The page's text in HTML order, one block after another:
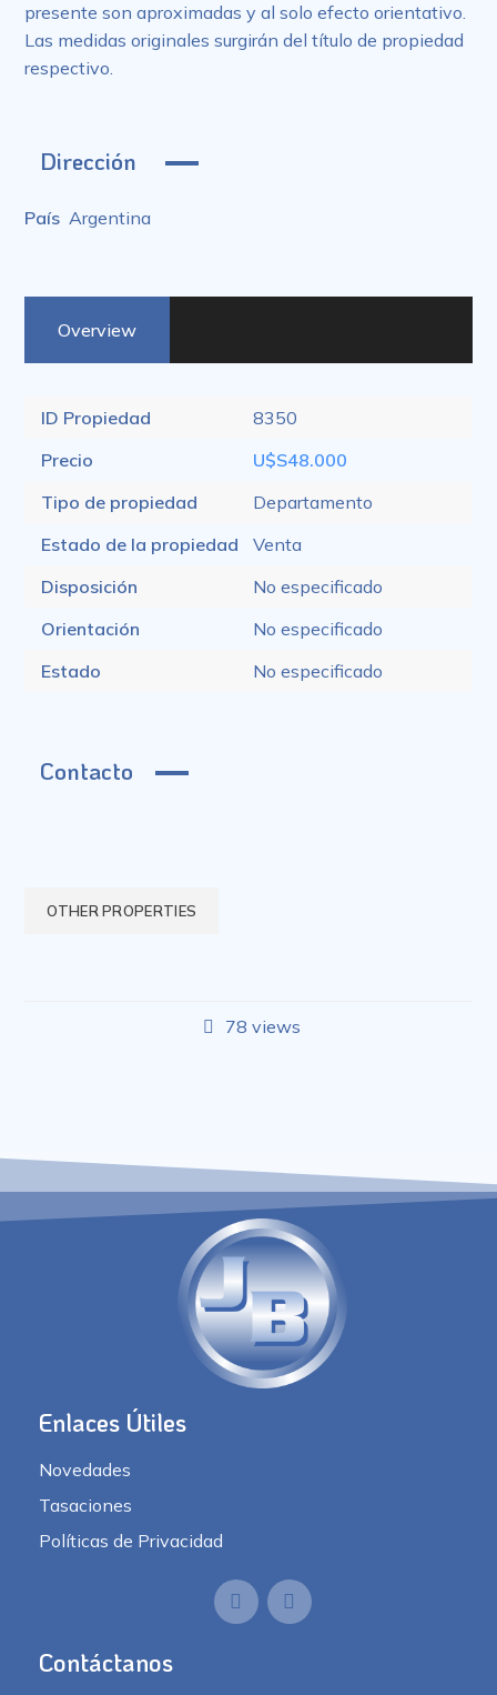
presente son aproximadas y al solo efecto orientativo.
Las medidas originales surgirán del título de propiedad
respectivo.
Dirección
País Argentina
Overview
ID Propiedad
8350
Precio
U$S48.000
Tipo de propiedad
Departamento
Estado de la propiedad
Venta
Disposición
No especificado
Orientación
No especificado
Estado
No especificado
Contacto
OTHER PROPERTIES
78 views
Enlaces Útiles
Novedades
Tasaciones
Políticas de Privacidad
Contáctanos